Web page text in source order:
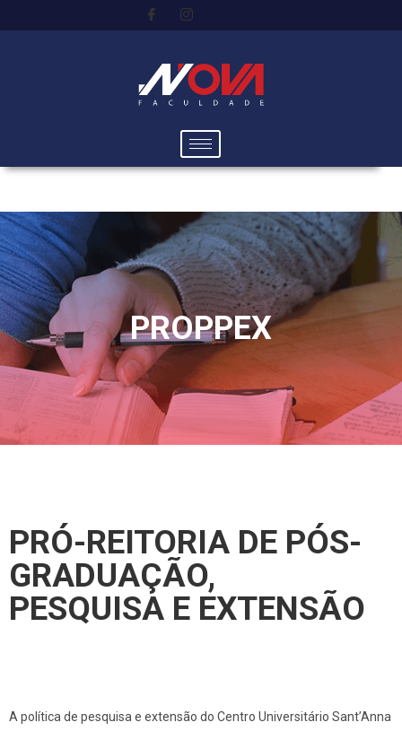
PROPPEX
PRÓ-REITORIA DE PÓS-
GRADUAÇÃO,
PESQUISA E EXTENSÃO
A política de pesquisa e extensão do Centro Universitário Sant’Anna